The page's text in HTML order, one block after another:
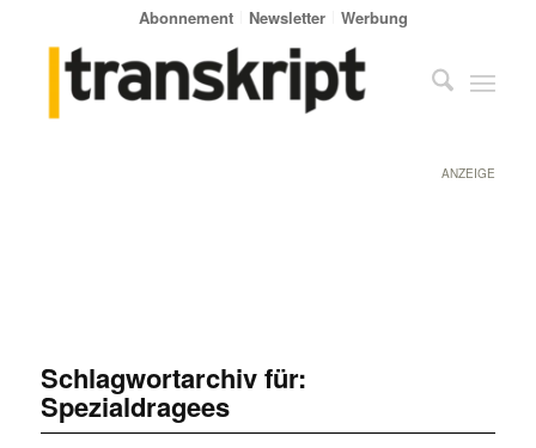
Abonnement Newsletter Werbung
ANZEIGE
Schlagwortarchiv für:
Spezialdragees